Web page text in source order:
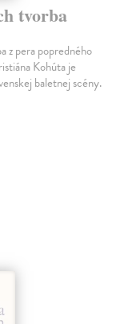
tvorba
z pera popredného
Kohúta je
baletnej scény.